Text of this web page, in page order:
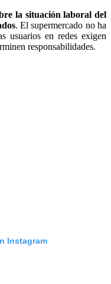
la situación laboral del
. El supermercado no ha
usuarios en redes exigen
responsabilidades.
Instagram